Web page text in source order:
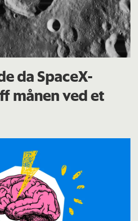
da SpaceX-
månen ved et